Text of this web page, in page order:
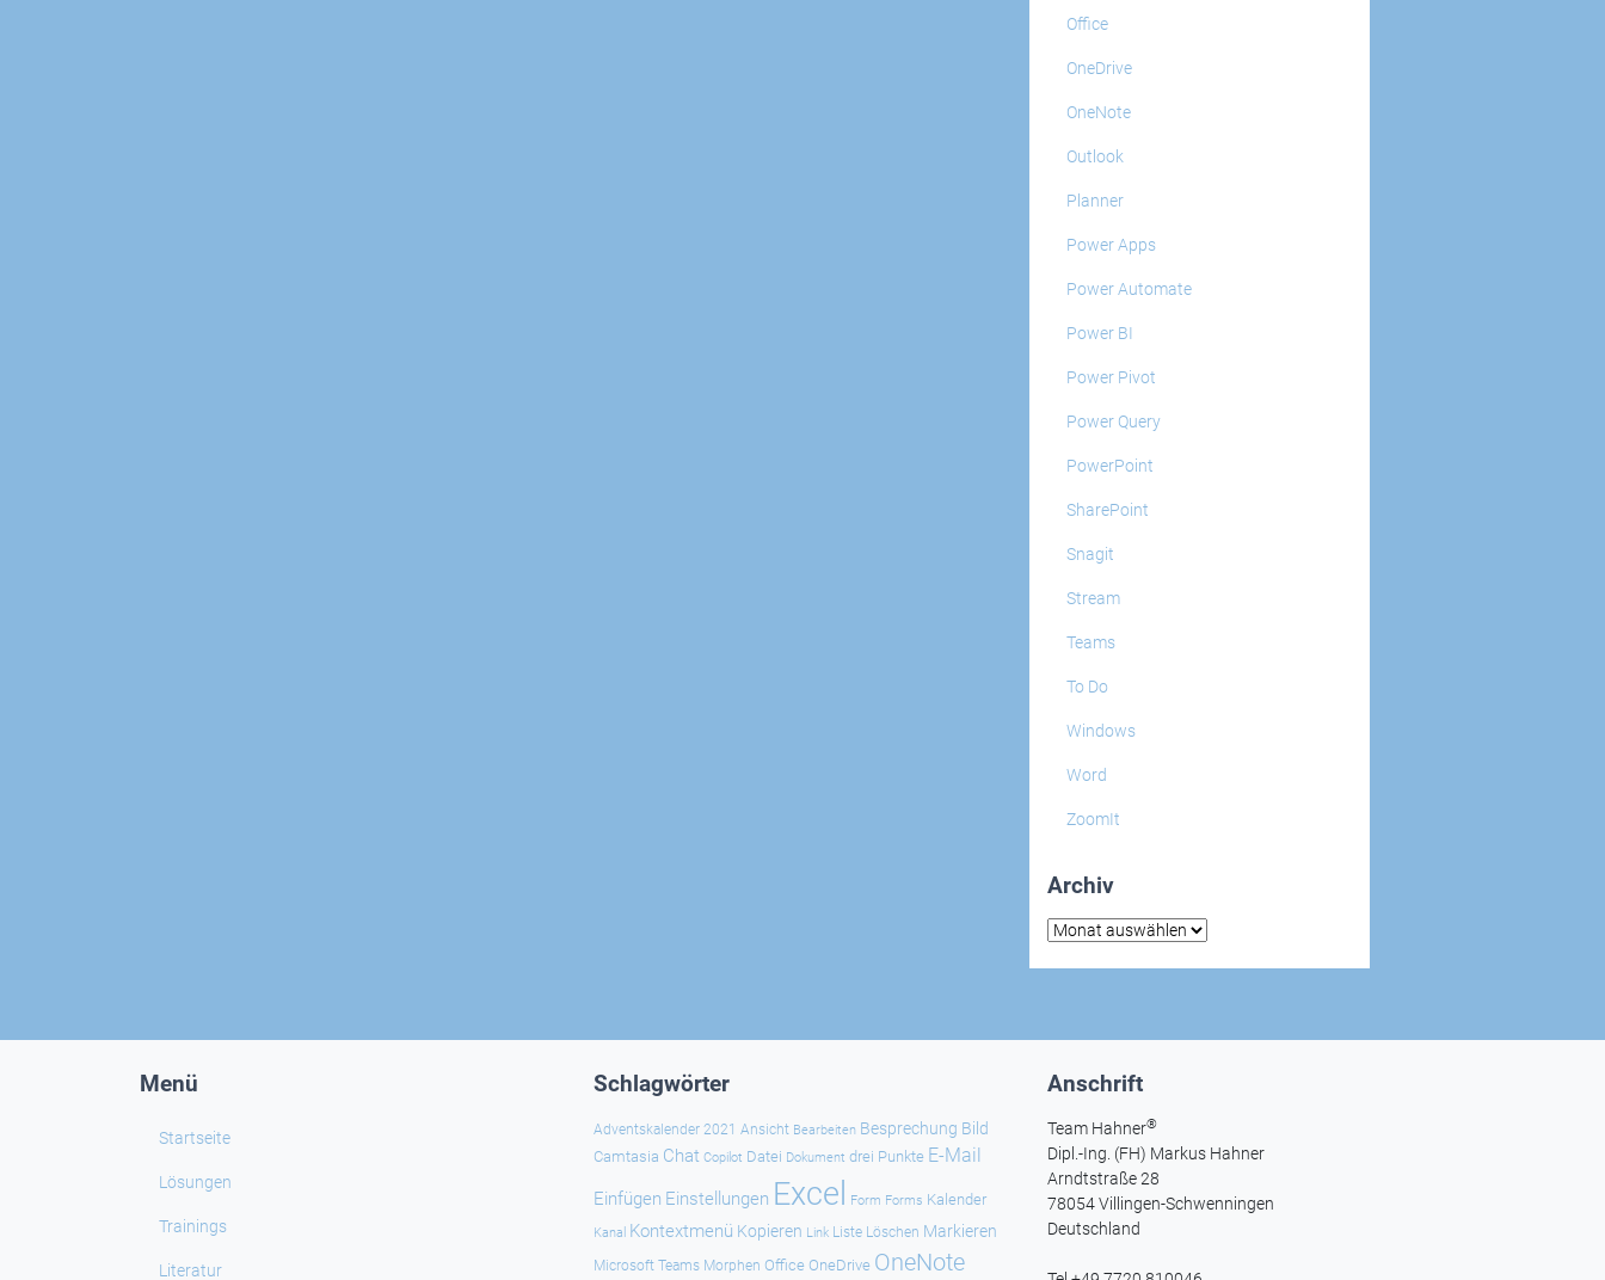
Office
OneDrive
OneNote
Outlook
Planner
Power Apps
Power Automate
Power BI
Power Pivot
Power Query
PowerPoint
SharePoint
Snagit
Stream
Teams
To Do
Windows
Word
ZoomIt
Archiv
Archiv
Menü
Startseite
Lösungen
Trainings
Literatur
Schlagwörter
Adventskalender 2021 Ansicht Bearbeiten Besprechung Bild
Camtasia Chat Copilot Datei Dokument drei Punkte E-Mail
Einfügen Einstellungen Excel Form Forms Kalender
Kanal Kontextmenü Kopieren Link Liste Löschen Markieren
Microsoft Teams Morphen Office OneDrive OneNote
Anschrift
Team Hahner®
Dipl.-Ing. (FH) Markus Hahner
Arndtstraße 28
78054 Villingen-Schwenningen
Deutschland